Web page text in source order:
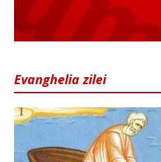
Evanghelia zilei